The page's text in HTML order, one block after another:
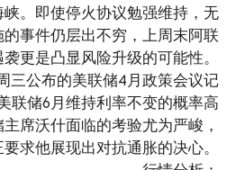
。即使停火协议勉强维持，无
事件仍层出不穷，上周末阿联
更是凸显风险升级的可能性。
三公布的美联储4月政策会议记
联储6月维持利率不变的概率高
席沃什面临的考验尤为严峻，
求他展现出对抗通胀的决心。